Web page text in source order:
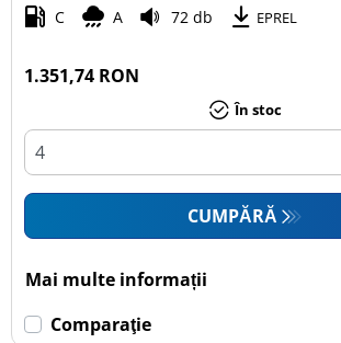
C A 72 db EPREL
1.351,74 RON
În stoc
CUMPĂRĂ
Mai multe informații
Comparaţie